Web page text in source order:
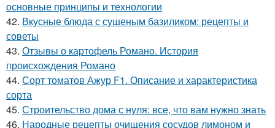
основные принципы и технологии
42. Вкусные блюда с сушеным базиликом: рецепты и
советы
43. Отзывы о картофель Романо. История
происхождения Романо
44. Сорт томатов Ажур F1. Описание и характеристика
сорта
45. Строительство дома с нуля: все, что вам нужно знать
46. Народные рецепты очищения сосудов лимоном и